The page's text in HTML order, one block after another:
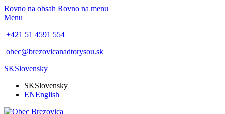
Rovno na obsah Rovno na menu
Menu
+421 51 4591 554
obec@brezovicanadtorysou.sk
SKSlovensky
SKSlovensky
ENEnglish